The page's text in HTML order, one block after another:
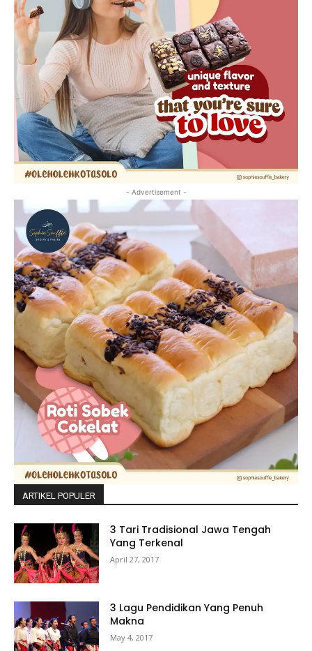
- Advertisement -
ARTIKEL POPULER
3 Tari Tradisional Jawa Tengah
Yang Terkenal
April 27, 2017
3 Lagu Pendidikan Yang Penuh
Makna
May 4, 2017